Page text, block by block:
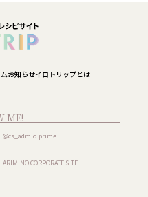
お知らせイロトリップとは
ME!
@cs_admio.prime
ARIMINO CORPORATE SITE